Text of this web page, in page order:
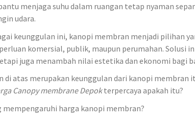
menjaga suhu dalam ruangan tetap nyaman
udara.
keunggulan ini, kanopi membran menjadi pilihan
komersial, publik, maupun perumahan. Solusi
juga menambah nilai estetika dan ekonomi bagi
di atas merupakan keunggulan dari kanopi membran
Canopy membrane Depokterpercaya apakah itu?
mempengaruhi harga kanopi membran?